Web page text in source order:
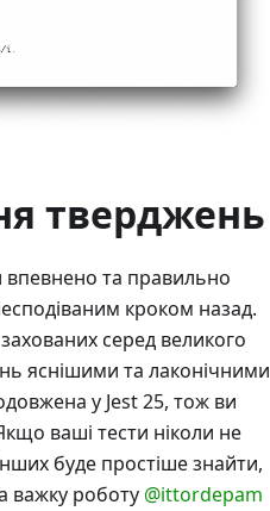
тверджень
та правильно
кроком назад.
серед великого
яснішими та лаконічними
у Jest 25, тож ви
ваші тести ніколи не
буде простіше знайти,
важку роботу @ittordepam